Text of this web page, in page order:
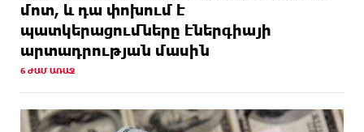
մոտ, և դա փոխում է
պատկերացումները էներգիայի
արտադրության մասին
6 ԺԱՄ ԱՌԱՋ